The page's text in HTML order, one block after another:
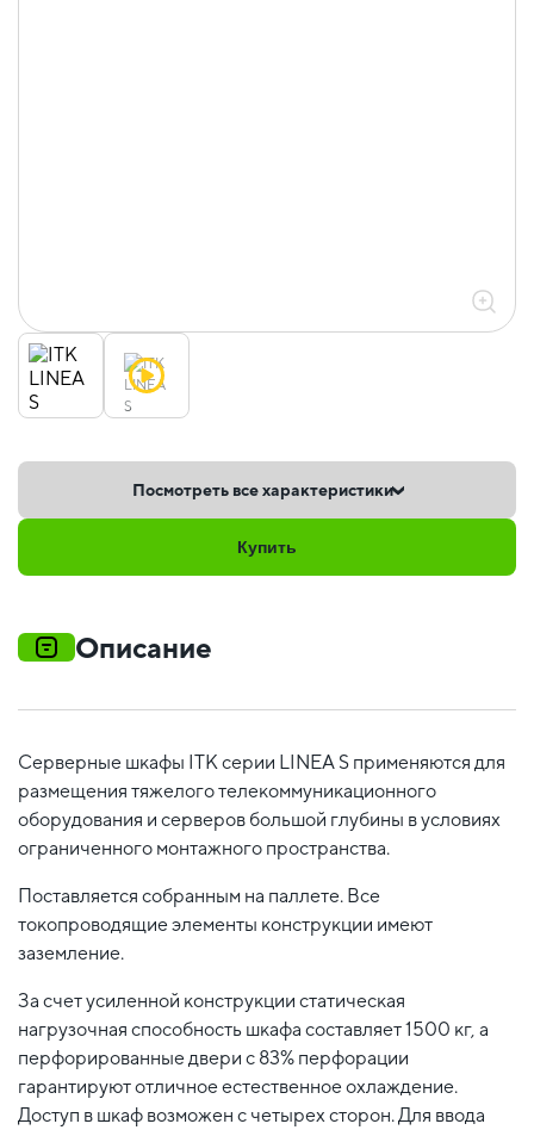
Посмотреть все характеристики
Купить
Описание
Серверные шкафы ITK серии LINEA S применяются для
размещения тяжелого телекоммуникационного
оборудования и серверов большой глубины в условиях
ограниченного монтажного пространства.
Поставляется собранным на паллете. Все
токопроводящие элементы конструкции имеют
заземление.
За счет усиленной конструкции статическая
нагрузочная способность шкафа составляет 1500 кг, а
перфорированные двери с 83% перфорации
гарантируют отличное естественное охлаждение.
Доступ в шкаф возможен с четырех сторон. Для ввода